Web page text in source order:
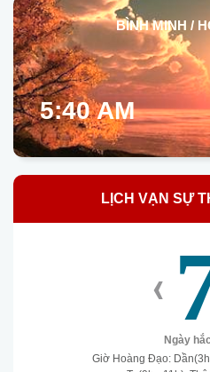
BÌNH MINH /
5:40 AM
LỊCH VẠN SỰ
‹
Ngày
Giờ Hoàng Đạo: